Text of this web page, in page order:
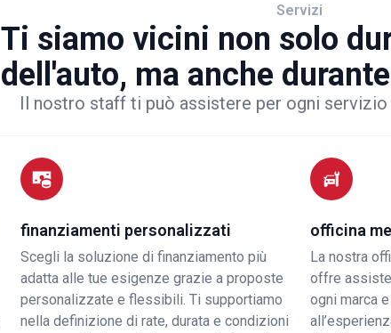
Servizi
Ti siamo vicini non solo
dell'auto, ma anche
Il nostro staff ti può assistere per ogni servizio
finanziamenti personalizzati
Scegli la soluzione di finanziamento più
adatta alle tue esigenze grazie a proposte
personalizzate e flessibili. Ti supportiamo
nella definizione di rate, durata e condizioni
officina
La nostra
offre
ogni marca